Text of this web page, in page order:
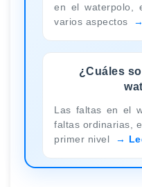
en el waterpolo,
varios aspectos
¿Cuáles
Las faltas en el
faltas ordinarias,
primer nivel